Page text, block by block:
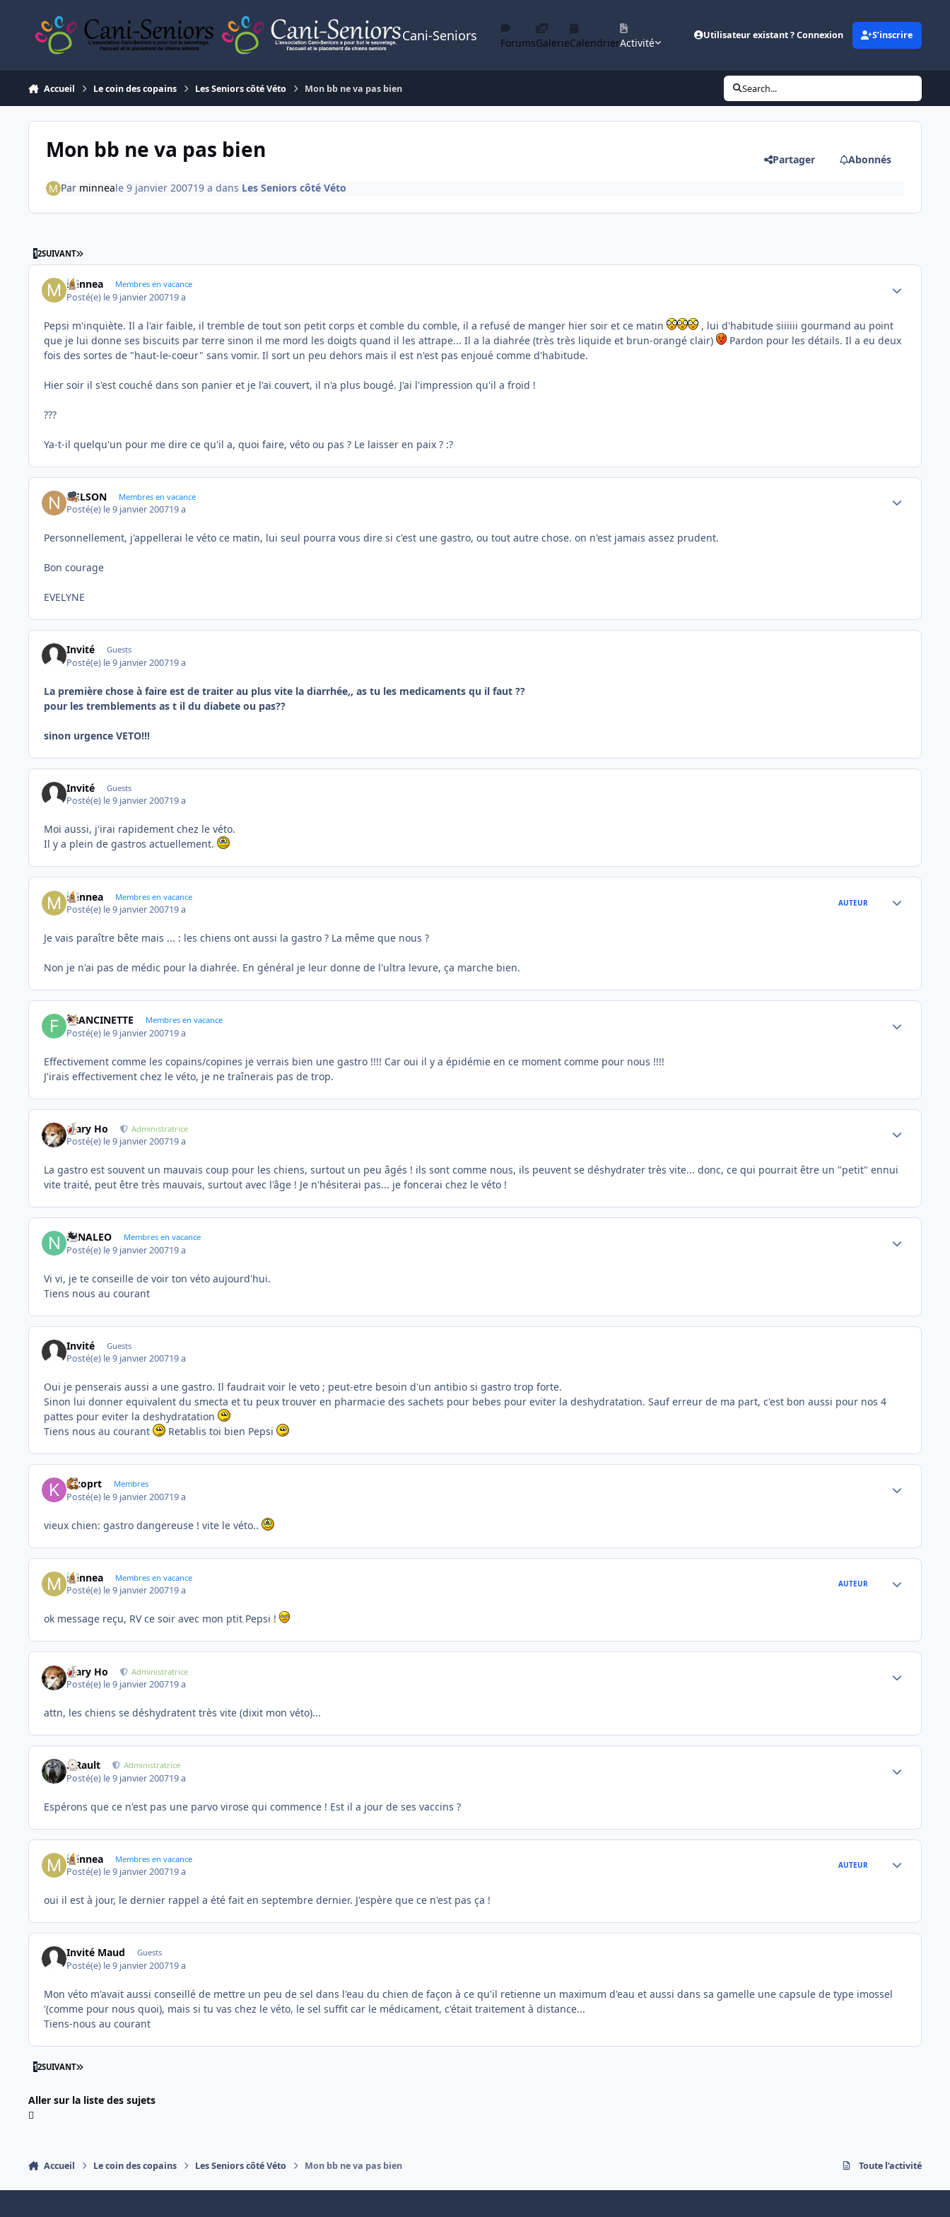
Cani-Seniors ForumsGalerieCalendrierActivité
Utilisateur existant ? Connexion S’inscrire
Accueil Le coin des copains Les Seniors côté Véto Mon bb ne va pas bien Search...
Mon bb ne va pas bien Partager Abonnés
Par minneale 9 janvier 200719 a dans Les Seniors côté Véto
12SUIVANT DERNIÈRE PAGE
minnea Membres en vacance
Posté(e) le 9 janvier 200719 a
Pepsi m'inquiète. Il a l'air faible, il tremble de tout son petit corps et comble du comble, il a refusé de manger hier soir et ce matin
, lui d'habitude siiiiii gourmand au point
que je lui donne ses biscuits par terre sinon il me mord les doigts quand il les attrape... Il a la diahrée (très très liquide et brun-orangé clair)
Pardon pour les détails. Il a eu deux
fois des sortes de "haut-le-coeur" sans vomir. Il sort un peu dehors mais il est n'est pas enjoué comme d'habitude.
Hier soir il s'est couché dans son panier et je l'ai couvert, il n'a plus bougé. J'ai l'impression qu'il a froid !
???
Ya-t-il quelqu'un pour me dire ce qu'il a, quoi faire, véto ou pas ? Le laisser en paix ? :?
NELSON Membres en vacance
Posté(e) le 9 janvier 200719 a
Personnellement, j'appellerai le véto ce matin, lui seul pourra vous dire si c'est une gastro, ou tout autre chose. on n'est jamais assez prudent.
Bon courage
EVELYNE
Invité Guests
Posté(e) le 9 janvier 200719 a
La première chose à faire est de traiter au plus vite la diarrhée,, as tu les medicaments qu il faut ??
pour les tremblements as t il du diabete ou pas??
sinon urgence VETO!!!
Invité Guests
Posté(e) le 9 janvier 200719 a
Moi aussi, j'irai rapidement chez le véto.
Il y a plein de gastros actuellement.
minnea Membres en vacance
Posté(e) le 9 janvier 200719 a
AUTEUR
Je vais paraître bête mais ... : les chiens ont aussi la gastro ? La même que nous ?
Non je n'ai pas de médic pour la diahrée. En général je leur donne de l'ultra levure, ça marche bien.
FRANCINETTE Membres en vacance
Posté(e) le 9 janvier 200719 a
Effectivement comme les copains/copines je verrais bien une gastro !!!! Car oui il y a épidémie en ce moment comme pour nous !!!!
J'irais effectivement chez le véto, je ne traînerais pas de trop.
Mary Ho Administratrice
Posté(e) le 9 janvier 200719 a
La gastro est souvent un mauvais coup pour les chiens, surtout un peu âgés ! ils sont comme nous, ils peuvent se déshydrater très vite... donc, ce qui pourrait être un "petit" ennui
vite traité, peut être très mauvais, surtout avec l'âge ! Je n'hésiterai pas... je foncerai chez le véto !
NINALEO Membres en vacance
Posté(e) le 9 janvier 200719 a
Vi vi, je te conseille de voir ton véto aujourd'hui.
Tiens nous au courant
Invité Guests
Posté(e) le 9 janvier 200719 a
Oui je penserais aussi a une gastro. Il faudrait voir le veto ; peut-etre besoin d'un antibio si gastro trop forte.
Sinon lui donner equivalent du smecta et tu peux trouver en pharmacie des sachets pour bebes pour eviter la deshydratation. Sauf erreur de ma part, c'est bon aussi pour nos 4
pattes pour eviter la deshydratation
Tiens nous au courant
Retablis toi bien Pepsi
kizoprt Membres
Posté(e) le 9 janvier 200719 a
vieux chien: gastro dangereuse ! vite le véto..
minnea Membres en vacance
Posté(e) le 9 janvier 200719 a
AUTEUR
ok message reçu, RV ce soir avec mon ptit Pepsi !
Mary Ho Administratrice
Posté(e) le 9 janvier 200719 a
attn, les chiens se déshydratent très vite (dixit mon véto)...
S.Rault Administratrice
Posté(e) le 9 janvier 200719 a
Espérons que ce n'est pas une parvo virose qui commence ! Est il a jour de ses vaccins ?
minnea Membres en vacance
Posté(e) le 9 janvier 200719 a
AUTEUR
oui il est à jour, le dernier rappel a été fait en septembre dernier. J'espère que ce n'est pas ça !
Invité Maud Guests
Posté(e) le 9 janvier 200719 a
Mon véto m'avait aussi conseillé de mettre un peu de sel dans l'eau du chien de façon à ce qu'il retienne un maximum d'eau et aussi dans sa gamelle une capsule de type imossel
'(comme pour nous quoi), mais si tu vas chez le véto, le sel suffit car le médicament, c'était traitement à distance...
Tiens-nous au courant
12SUIVANT DERNIÈRE PAGE
Aller sur la liste des sujets
Accueil Le coin des copains Les Seniors côté Véto Mon bb ne va pas bien Toute l’activité